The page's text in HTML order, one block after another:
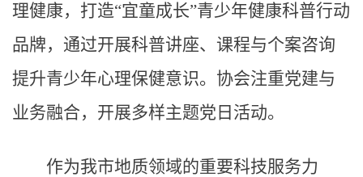
理健康，打造“宜童成长”青少年健康科普行动
品牌，通过开展科普讲座、课程与个案咨询
提升青少年心理保健意识。协会注重党建与
业务融合，开展多样主题党日活动。
作为我市地质领域的重要科技服务力